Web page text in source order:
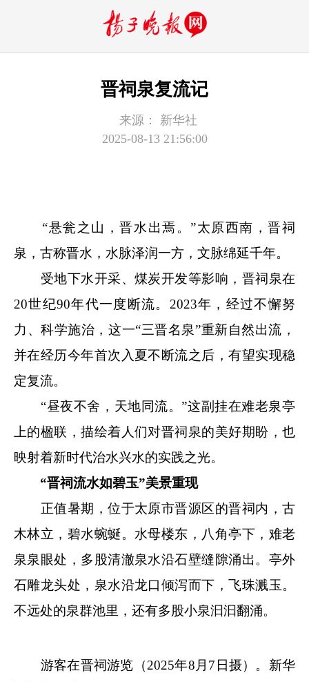
晋祠泉复流记
来源：
新华社
2025-08-13 21:56:00
“悬瓮之山，晋水出焉。”太原西南，晋祠
泉，古称晋水，水脉泽润一方，文脉绵延千年。
受地下水开采、煤炭开发等影响，晋祠泉在
20世纪90年代一度断流。2023年，经过不懈努
力、科学施治，这一“三晋名泉”重新自然出流，
并在经历今年首次入夏不断流之后，有望实现稳
定复流。
“昼夜不舍，天地同流。”这副挂在难老泉亭
上的楹联，描绘着人们对晋祠泉的美好期盼，也
映射着新时代治水兴水的实践之光。
“晋祠流水如碧玉”美景重现
正值暑期，位于太原市晋源区的晋祠内，古
木林立，碧水蜿蜒。水母楼东，八角亭下，难老
泉泉眼处，多股清澈泉水沿石壁缝隙涌出。亭外
石雕龙头处，泉水沿龙口倾泻而下，飞珠溅玉。
不远处的泉群池里，还有多股小泉汩汩翻涌。
游客在晋祠游览（2025年8月7日摄）。新华